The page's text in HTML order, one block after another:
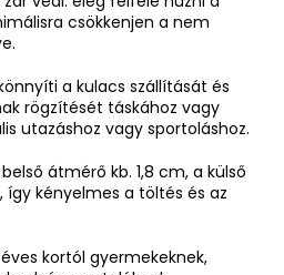
csökkenjen a nem
a kulacs szállítását és
rögzítését táskához vagy
utazáshoz vagy sportoláshoz.
átmérő kb. 1,8 cm, a külső
így kényelmes a töltés és az
kortól gyermekeknek,